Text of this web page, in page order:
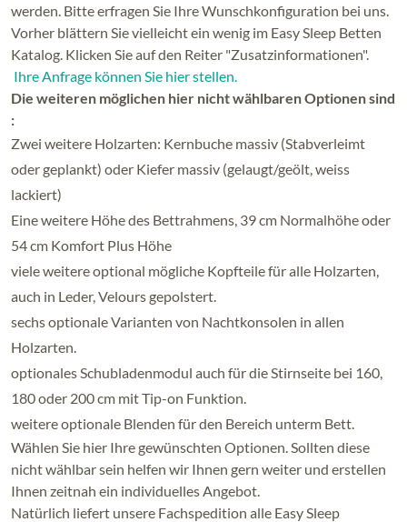
werden. Bitte erfragen Sie Ihre Wunschkonfiguration bei uns.
Vorher blättern Sie vielleicht ein wenig im Easy Sleep Betten
Katalog. Klicken Sie auf den Reiter "Zusatzinformationen".
Ihre Anfrage können Sie hier stellen.
Die weiteren möglichen hier nicht wählbaren Optionen sind
:
Zwei weitere Holzarten: Kernbuche massiv (Stabverleimt
oder geplankt) oder Kiefer massiv (gelaugt/geölt, weiss
lackiert)
Eine weitere Höhe des Bettrahmens, 39 cm Normalhöhe oder
54 cm Komfort Plus Höhe
viele weitere optional mögliche Kopfteile für alle Holzarten,
auch in Leder, Velours gepolstert.
sechs optionale Varianten von Nachtkonsolen in allen
Holzarten.
optionales Schubladenmodul auch für die Stirnseite bei 160,
180 oder 200 cm mit Tip-on Funktion.
weitere optionale Blenden für den Bereich unterm Bett.
Wählen Sie hier Ihre gewünschten Optionen. Sollten diese
nicht wählbar sein helfen wir Ihnen gern weiter und erstellen
Ihnen zeitnah ein individuelles Angebot.
Natürlich liefert unsere Fachspedition alle Easy Sleep